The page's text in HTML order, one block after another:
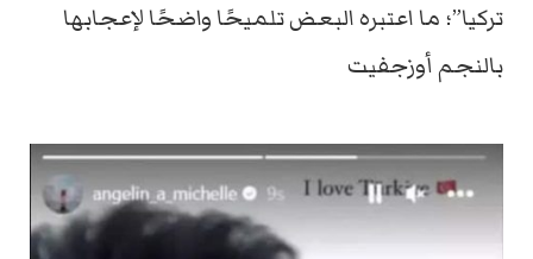
تركيا”؛ ما اعتبره البعض تلميحًا واضحًا لإعجابها
بالنجم أوزجفيت